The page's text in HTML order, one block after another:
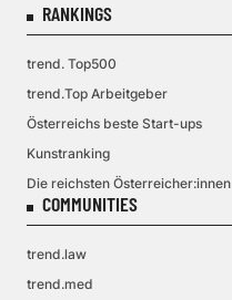
RANKINGS
trend. Top500
trend.Top Arbeitgeber
Österreichs beste Start-ups
Kunstranking
Die reichsten Österreicher:innen
COMMUNITIES
trend.law
trend.med